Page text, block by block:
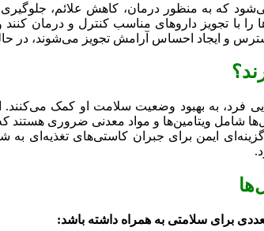
که به منظور درمان، کاهش علائم،
با تجویز داروهای مناسب کنترل و درمان
ایجاد احساس آرامش تجویز می‌شوند، در
فرد، به بهبود وضعیت سلامت او کمک
شامل ویتامین‌ها و مواد معدنی ضروری هستند
ایمن برای جبران کاستی‌های تغذیه‌ای به
برای سلامتی به همراه داشته باشد: